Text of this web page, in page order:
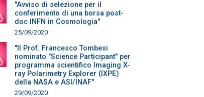
"Avviso di selezione per il
conferimento di una borsa post-
doc INFN in Cosmologia"
25/09/2020
"Il Prof. Francesco Tombesi
nominato "Science Participant" per
programma scientifico Imaging X-
ray Polarimetry Explorer (IXPE)
della NASA e ASI/INAF"
29/09/2020